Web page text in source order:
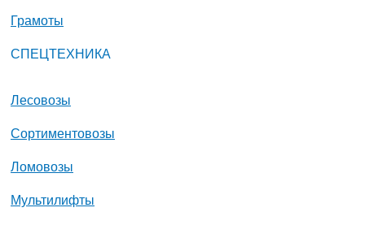
Грамоты
СПЕЦТЕХНИКА
Лесовозы
Сортиментовозы
Ломовозы
Мультилифты